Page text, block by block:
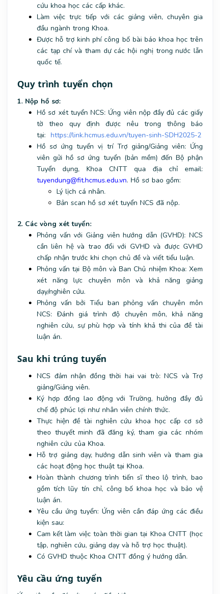
cứu khoa học các cấp khác.
Làm việc trực tiếp với các giảng viên, chuyên gia
đầu ngành trong Khoa.
Được hỗ trợ kinh phí công bố bài báo khoa học trên
các tạp chí và tham dự các hội nghị trong nước lẫn
quốc tế.
Quy trình tuyển chọn
1. Nộp hồ sơ:
Hồ sơ xét tuyển NCS: Ứng viên nộp đầy đủ các giấy
tờ theo quy định được nêu trong thông báo
tại: https://link.hcmus.edu.vn/tuyen-sinh-SDH2025-2
Hồ sơ ứng tuyển vị trí Trợ giảng/Giảng viên: Ứng
viên gửi hồ sơ ứng tuyển (bản mềm) đến Bộ phận
Tuyển dụng, Khoa CNTT qua địa chỉ email:
tuyendung@fit.hcmus.edu.vn. Hồ sơ bao gồm:
Lý lịch cá nhân.
Bản scan hồ sơ xét tuyển NCS đã nộp.
2. Các vòng xét tuyển:
Phỏng vấn với Giảng viên hướng dẫn (GVHD): NCS
cần liên hệ và trao đổi với GVHD và được GVHD
chấp nhận trước khi chọn chủ đề và viết tiểu luận.
Phỏng vấn tại Bộ môn và Ban Chủ nhiệm Khoa: Xem
xét năng lực chuyên môn và khả năng giảng
dạy/nghiên cứu.
Phỏng vấn bởi Tiểu ban phỏng vấn chuyên môn
NCS: Đánh giá trình độ chuyên môn, khả năng
nghiên cứu, sự phù hợp và tính khả thi của đề tài
luận án.
Sau khi trúng tuyển
NCS đảm nhận đồng thời hai vai trò: NCS và Trợ
giảng/Giảng viên.
Ký hợp đồng lao động với Trường, hưởng đầy đủ
chế độ phúc lợi như nhân viên chính thức.
Thực hiện đề tài nghiên cứu khoa học cấp cơ sở
theo thuyết minh đã đăng ký, tham gia các nhóm
nghiên cứu của Khoa.
Hỗ trợ giảng dạy, hướng dẫn sinh viên và tham gia
các hoạt động học thuật tại Khoa.
Hoàn thành chương trình tiến sĩ theo lộ trình, bao
gồm tích lũy tín chỉ, công bố khoa học và bảo vệ
luận án.
Yêu cầu ứng tuyển: Ứng viên cần đáp ứng các điều
kiện sau:
Cam kết làm việc toàn thời gian tại Khoa CNTT (học
tập, nghiên cứu, giảng dạy và hỗ trợ học thuật).
Có GVHD thuộc Khoa CNTT đồng ý hướng dẫn.
Yêu cầu ứng tuyển